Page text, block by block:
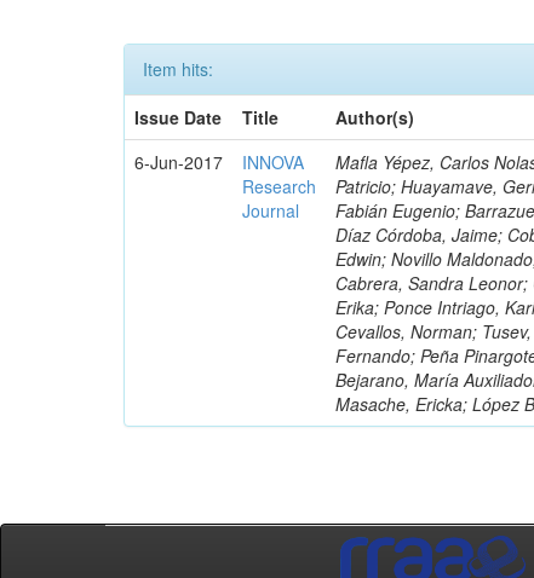
Item hits:
Issue Date
Title
Author(s)
6-Jun-2017
INNOVA
Research
Journal
Mafla Yépez, Carlos
Patricio; Huayamave,
Fabián Eugenio;
Díaz Córdoba, Jaime;
Edwin; Novillo
Cabrera, Sandra
Erika; Ponce Intriago,
Cevallos, Norman;
Fernando; Peña
Bejarano, María
Masache, Ericka; López